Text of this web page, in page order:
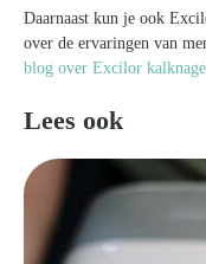
Daarnaast kun je ook
over de ervaringen van
blog over Excilor
Lees ook